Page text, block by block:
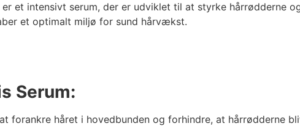
er et intensivt serum, der er udviklet til at styrke hårrødderne
et optimalt miljø for sund hårvækst.
Serum:
forankre håret i hovedbunden og forhindre, at hårrødderne